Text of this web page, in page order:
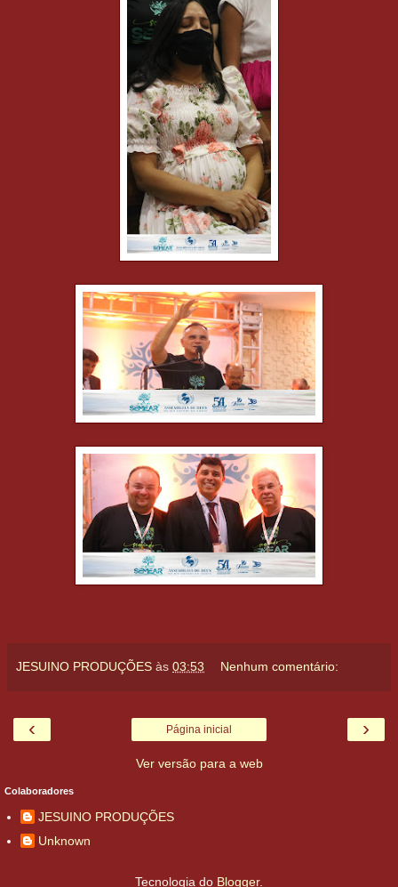
JESUINO PRODUÇÕES às 03:53 Nenhum comentário:
‹ ›
Página inicial
Ver versão para a web
Colaboradores
JESUINO PRODUÇÕES
Unknown
Tecnologia do Blogger.